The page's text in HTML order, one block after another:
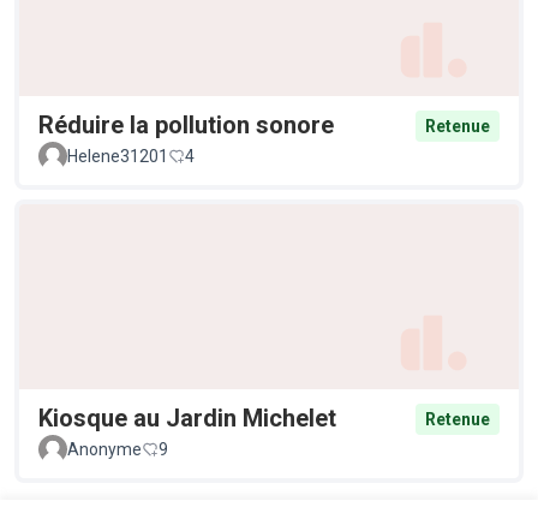
Réduire la pollution sonore
Retenue
Helene31201
4
Kiosque au Jardin Michelet
Retenue
Anonyme
9